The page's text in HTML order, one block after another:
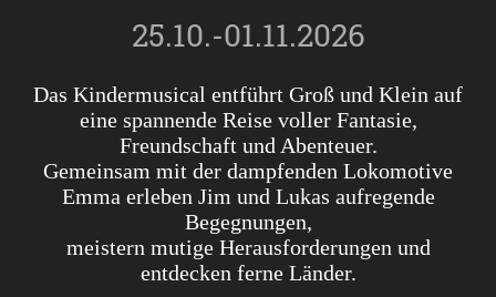
25.10.-01.11.2026
Das Kindermusical entführt Groß und Klein auf
eine spannende Reise voller Fantasie,
Freundschaft und Abenteuer.
Gemeinsam mit der dampfenden Lokomotive
Emma erleben Jim und Lukas aufregende
Begegnungen,
meistern mutige Herausforderungen und
entdecken ferne Länder.